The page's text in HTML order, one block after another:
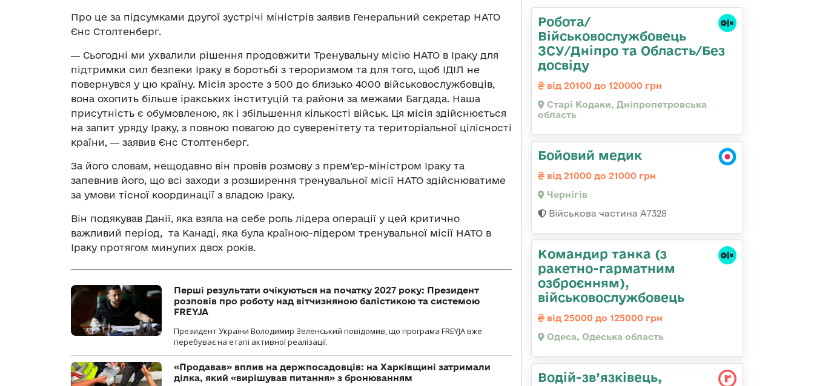
Про це за підсумками другої зустрічі міністрів заявив Генеральний секретар НАТО
Єнс Столтенберг.
― Сьогодні ми ухвалили рішення продовжити Тренувальну місію НАТО в Іраку для
підтримки сил безпеки Іраку в боротьбі з тероризмом та для того, щоб ІДІЛ не
повернувся у цю країну. Місія зросте з 500 до близько 4000 військовослужбовців,
вона охопить більше іракських інституцій та райони за межами Багдада. Наша
присутність є обумовленою, як і збільшення кількості військ. Ця місія здійснюється
на запит уряду Іраку, з повною повагою до суверенітету та територіальної цілісності
країни, ― заявив Єнс Столтенберг.
За його словам, нещодавно він провів розмову з прем’єр-міністром Іраку та
запевнив його, що всі заходи з розширення тренувальної місії НАТО здійснюватиме
за умови тісної координації з владою Іраку.
Він подякував Данії, яка взяла на себе роль лідера операції у цей критично
важливий період, та Канаді, яка була країною-лідером тренувальної місії НАТО в
Іраку протягом минулих двох років.
Перші результати очікуються на початку 2027 року: Президент
розповів про роботу над вітчизняною балістикою та системою
FREYJA
Президент України Володимир Зеленський повідомив, що програма FREYJA вже
перебуває на етапі активної реалізації.
«Продавав» вплив на держпосадовців: на Харківщині затримали
ділка, який «вирішував питання» з бронюванням
Робота/
Військовослужбовець
ЗСУ/Дніпро та Область/Без
досвіду
від 20100 до 120000 грн
Старі Кодаки, Дніпропетровська
область
Бойовий медик
від 21000 до 21000 грн
Чернігів
Військова частина А7328
Командиp танка (з
pакетно-гарматним
озброєнням),
військовослужбовець
від 25000 до 125000 грн
Одеса, Одеська область
Водій-зв’язківець,